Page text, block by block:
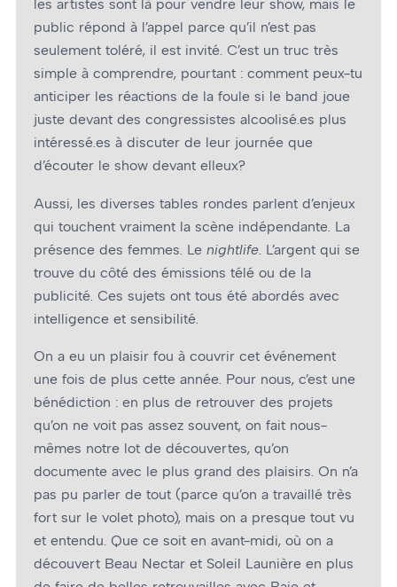
les artistes sont là pour vendre leur show, mais le
public répond à l’appel parce qu’il n’est pas
seulement toléré, il est invité. C’est un truc très
simple à comprendre, pourtant : comment peux-tu
anticiper les réactions de la foule si le band joue
juste devant des congressistes alcoolisé.es plus
intéressé.es à discuter de leur journée que
d’écouter le show devant elleux?
Aussi, les diverses tables rondes parlent d’enjeux
qui touchent vraiment la scène indépendante. La
présence des femmes. Le nightlife . L’argent qui se
trouve du côté des émissions télé ou de la
publicité. Ces sujets ont tous été abordés avec
intelligence et sensibilité.
On a eu un plaisir fou à couvrir cet événement
une fois de plus cette année. Pour nous, c’est une
bénédiction : en plus de retrouver des projets
qu’on ne voit pas assez souvent, on fait nous-
mêmes notre lot de découvertes, qu’on
documente avec le plus grand des plaisirs. On n’a
pas pu parler de tout (parce qu’on a travaillé très
fort sur le volet photo), mais on a presque tout vu
et entendu. Que ce soit en avant-midi, où on a
découvert Beau Nectar et Soleil Launière en plus